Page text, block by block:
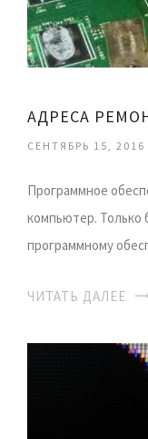
АДРЕСА
СЕНТЯБРЬ 15, 2016
Программное
компьютер. Только
программному
ЧИТАТЬ ДАЛЕЕ